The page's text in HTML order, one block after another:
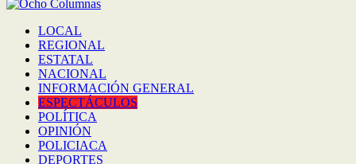
LOCAL
REGIONAL
ESTATAL
NACIONAL
INFORMACIÓN GENERAL
ESPECTÁCULOS
POLÍTICA
OPINIÓN
POLICIACA
DEPORTES